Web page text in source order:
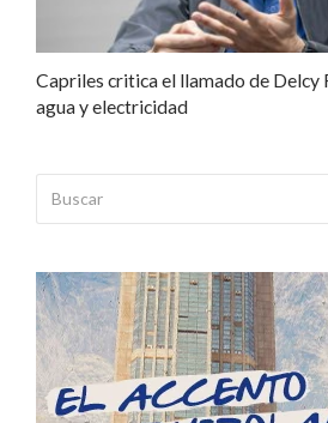
Capriles critica el llamado de Delcy
agua y electricidad